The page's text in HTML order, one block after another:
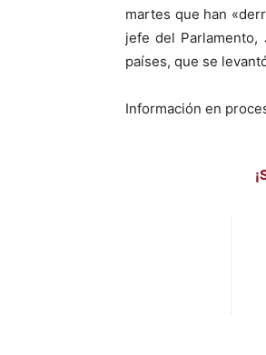
martes que han
jefe del
países, que se
Información en